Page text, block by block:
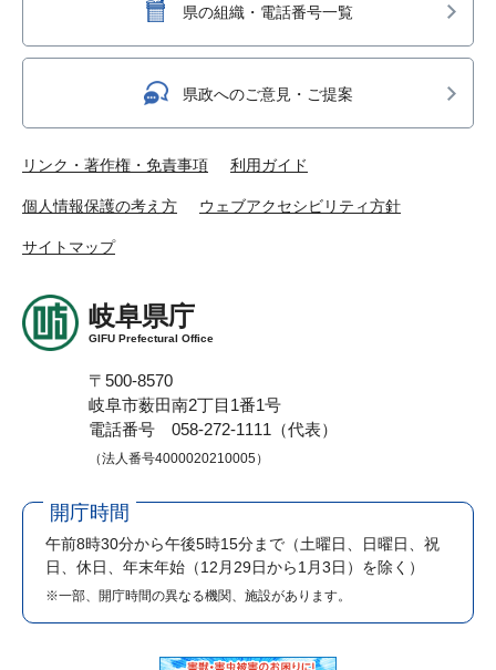
県の組織・電話番号一覧
県政へのご意見・ご提案
リンク・著作権・免責事項 利用ガイド
個人情報保護の考え方 ウェブアクセシビリティ方針
サイトマップ
岐阜県庁
GIFU Prefectural Office
〒500-8570
岐阜市薮田南2丁目1番1号
電話番号 058-272-1111（代表）
（法人番号4000020210005）
開庁時間
午前8時30分から午後5時15分まで （土曜日、日曜日、祝
日、休日、年末年始（12月29日から1月3日）を除く）
※一部、開庁時間の異なる機関、施設があります。